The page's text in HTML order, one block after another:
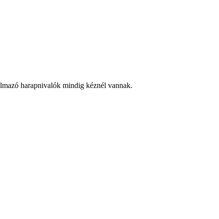
harapnivalók mindig kéznél vannak.